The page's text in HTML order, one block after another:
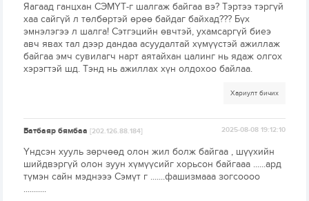
Яагаад ганцхан СЭМҮТ-г шалгаж байгаа вэ? Тэртээ тэргүй
хаа сайгүй л төлбөртэй өрөө байдаг байхад??? Бүх
эмнэлэгээ л шалга! Сэтгэцийн өвчтэй, ухамсаргүй биеэ
авч явах тал дээр дандаа асуудалтай хүмүүстэй ажиллаж
байгаа эмч сувилагч нарт аятайхан цалинг нь ядаж олгох
хэрэгтэй шд. Тэнд нь ажиллах хүн олдохоо байлаа.
Хариулт бичих
Батбаяр бямбаа[202.126.88.184] 2025-08-08 19:12:10
Үндсэн хууль зөрчөөд олон жил болж байгаа , шүүхийн
шийдвэргүй олон зуун хүмүүсийг хорьсон байгааа ......ард
түмэн сайн мэднэээ Сэмүт г .......фашизмааа зогсоооо
...........